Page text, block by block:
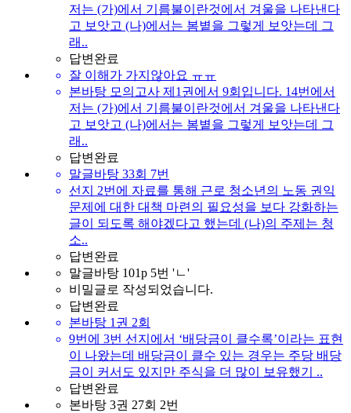
저는 (가)에서 기름불이란것에서 겨울을 나타낸다
고 보앗고 (나)에서는 봄볕을 그렇게 보앗는데 그
래..
답변완료
잘 이해가 가지않아요 ㅠㅠ
본바탕 모의고사 제1권에서 9회입니다. 14번에서
저는 (가)에서 기름불이란것에서 겨울을 나타낸다
고 보앗고 (나)에서는 봄볕을 그렇게 보앗는데 그
래..
답변완료
말글바탕 33회 7번
선지 2번에 자료를 통해 근로 청소년의 노동 권익
문제에 대한 대책 마련의 필요성을 보다 강화하는
글이 되도록 해야겠다고 했는데 (나)의 주제는 청
소..
답변완료
말글바탕 101p 5번 'ㄴ'
비밀글로 작성되었습니다.
답변완료
본바탕 1권 2회
9번에 3번 선지에서 ‘배당금이 클수록’이라는 표현
이 나왔는데 배당금이 클수 있는 경우는 주당 배당
금이 커서도 있지만 주식을 더 많이 보유했기 ..
답변완료
본바탕 3권 27회 2번